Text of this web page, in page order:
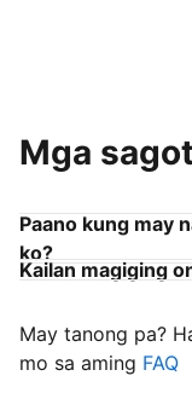
Mga
Paano kung may
ko?
Kailan magiging
May tanong pa?
mo sa aming FAQ